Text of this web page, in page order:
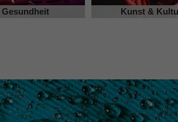
Gesundheit Kunst &